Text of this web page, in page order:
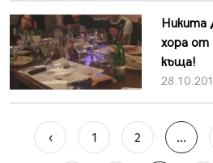
Никита
хора
къща!
‹ 1 2 ...